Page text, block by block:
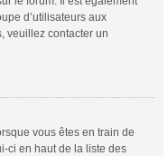
d’utilisateurs aux
veuillez contacter un
vous êtes en train de
ci en haut de la liste des